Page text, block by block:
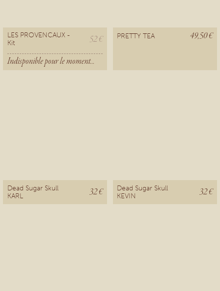
LES PROVENCAUX -
Kit
52 €
Indisponible pour le moment...
PRETTY TEA 49,50 €
Dead Sugar Skull
KARL
32 €
Dead Sugar Skull
KEVIN
32 €